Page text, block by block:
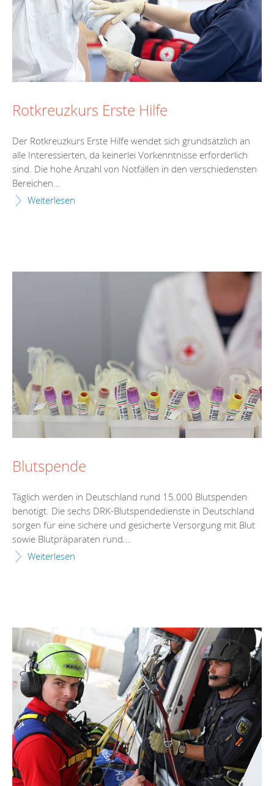
Rotkreuzkurs Erste Hilfe
Der Rotkreuzkurs Erste Hilfe wendet sich grundsätzlich an
alle Interessierten, da keinerlei Vorkenntnisse erforderlich
sind. Die hohe Anzahl von Notfällen in den verschiedensten
Bereichen...
Weiterlesen
Blutspende
Täglich werden in Deutschland rund 15.000 Blutspenden
benötigt. Die sechs DRK-Blutspendedienste in Deutschland
sorgen für eine sichere und gesicherte Versorgung mit Blut
sowie Blutpräparaten rund...
Weiterlesen